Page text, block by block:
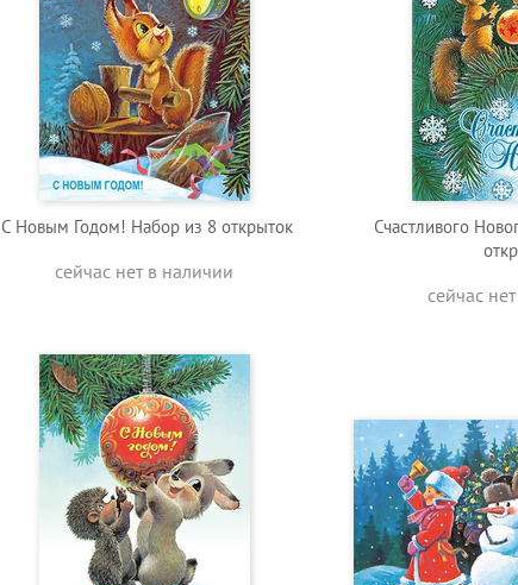
C Новым Годом! Набор из 8 открыток
сейчас нет в наличии
Счастливого
сейчас